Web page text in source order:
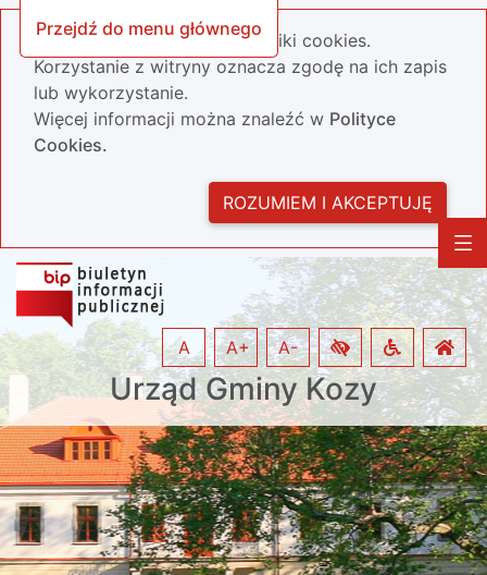
Przejdź do menu głównego
Nasza strona wykorzystuje pliki cookies.
Korzystanie z witryny oznacza zgodę na ich zapis
lub wykorzystanie.
Więcej informacji można znaleźć w Polityce
Cookies.
ROZUMIEM I AKCEPTUJĘ
Urząd Gminy Kozy
A A+ A-